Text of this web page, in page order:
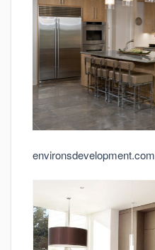
environsdevelopment.com